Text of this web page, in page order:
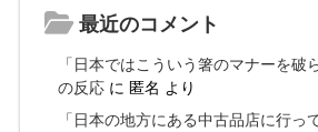
最近のコメント
「日本ではこういう箸のマナーを破
の反応 に匿名 より
「日本の地方にある中古品店に行っ